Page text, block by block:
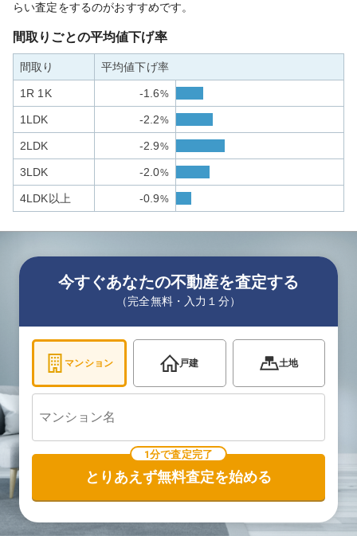
らい査定をするのがおすすめです。
間取りごとの平均値下げ率
間取り 平均値下げ率
1R 1K -1.6%
1LDK -2.2%
2LDK -2.9%
3LDK -2.0%
4LDK以上 -0.9%
今すぐあなたの不動産を査定する
（完全無料・入力１分）
マンション 戸建 土地
1分で査定完了
とりあえず無料査定を始める